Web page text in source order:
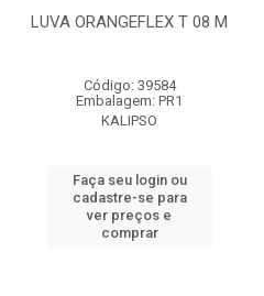
LUVA ORANGEFLEX T 08 M
Código: 39584
Embalagem: PR1
KALIPSO
Faça seu login ou
cadastre-se para
ver preços e
comprar